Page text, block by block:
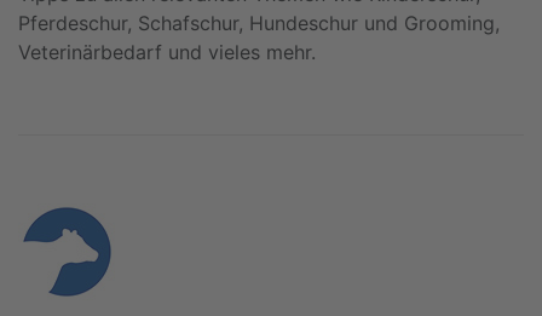
Pferdeschur, Schafschur, Hundeschur und Grooming,
Veterinärbedarf und vieles mehr.